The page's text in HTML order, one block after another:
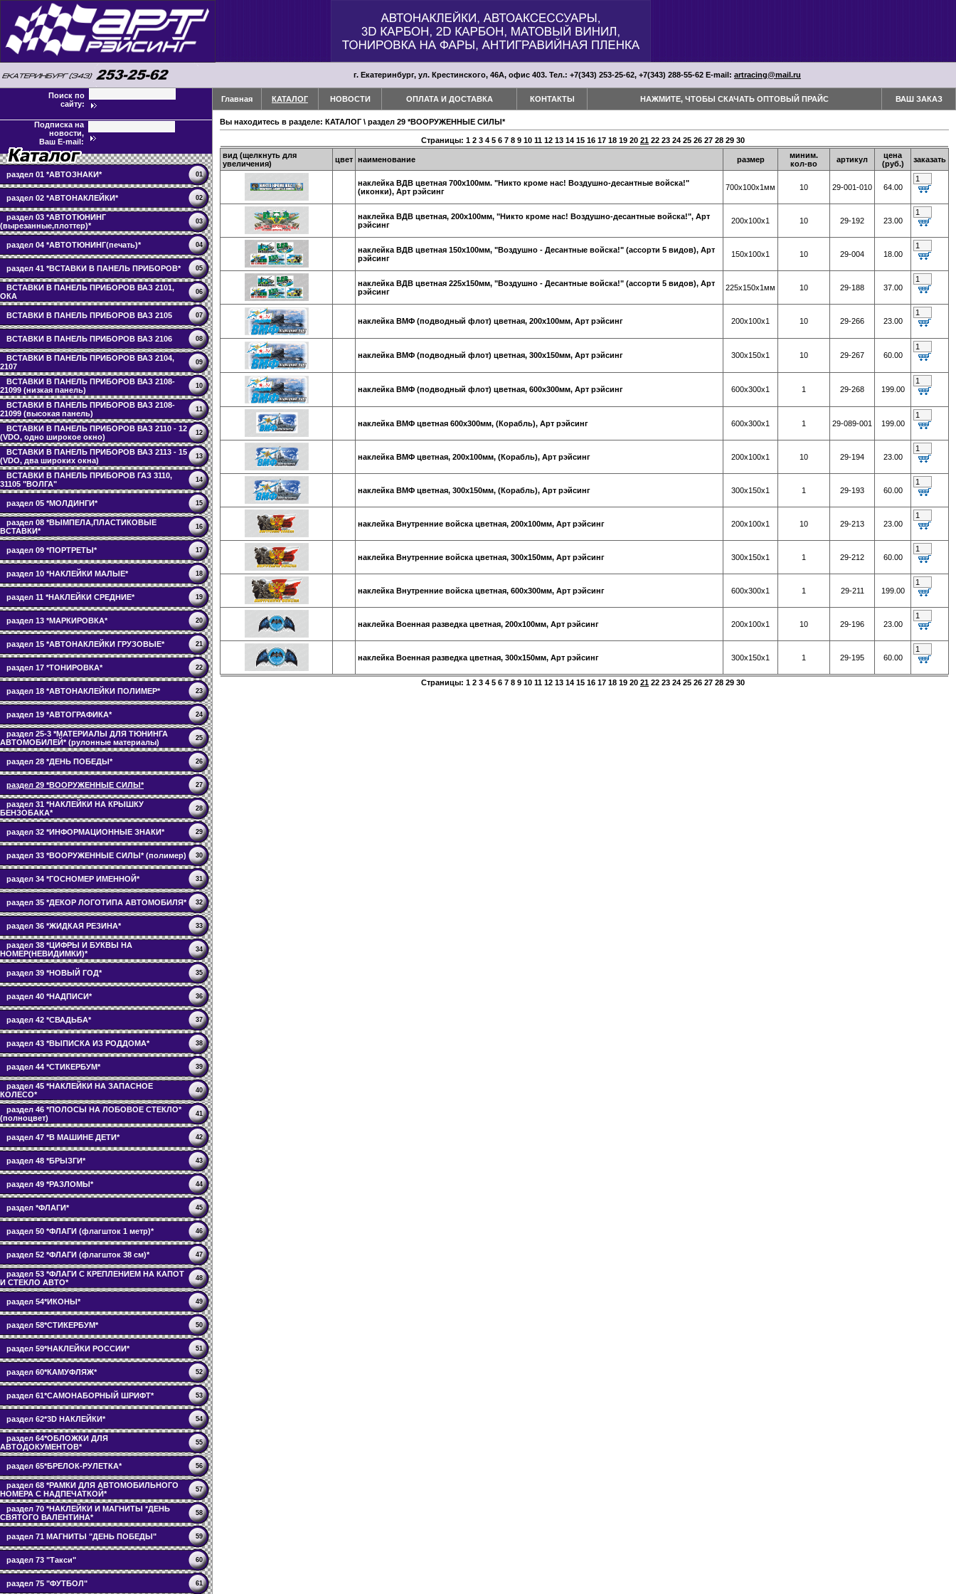
г. Екатеринбург, ул. Крестинского, 46А, офис 403. Тел.: +7(343) 253-25-62, +7(343) 288-55-62 Е-mail: artracing@mail.ru
Поиск по
сайту:
Подписка на
новости,
Ваш E-mail:
раздел 01 *АВТОЗНАКИ* 01
раздел 02 *АВТОНАКЛЕЙКИ* 02
раздел 03 *АВТОТЮНИНГ
(вырезанные,плоттер)*
03
раздел 04 *АВТОТЮНИНГ(печать)* 04
раздел 41 *ВСТАВКИ В ПАНЕЛЬ ПРИБОРОВ* 05
ВСТАВКИ В ПАНЕЛЬ ПРИБОРОВ ВАЗ 2101,
ОКА
06
ВСТАВКИ В ПАНЕЛЬ ПРИБОРОВ ВАЗ 2105 07
ВСТАВКИ В ПАНЕЛЬ ПРИБОРОВ ВАЗ 2106 08
ВСТАВКИ В ПАНЕЛЬ ПРИБОРОВ ВАЗ 2104,
2107
09
ВСТАВКИ В ПАНЕЛЬ ПРИБОРОВ ВАЗ 2108-
21099 (низкая панель)
10
ВСТАВКИ В ПАНЕЛЬ ПРИБОРОВ ВАЗ 2108-
21099 (высокая панель)
11
ВСТАВКИ В ПАНЕЛЬ ПРИБОРОВ ВАЗ 2110 - 12
(VDO, одно широкое окно)
12
ВСТАВКИ В ПАНЕЛЬ ПРИБОРОВ ВАЗ 2113 - 15
(VDO, два широких окна)
13
ВСТАВКИ В ПАНЕЛЬ ПРИБОРОВ ГАЗ 3110,
31105 "ВОЛГА"
14
раздел 05 *МОЛДИНГИ* 15
раздел 08 *ВЫМПЕЛА,ПЛАСТИКОВЫЕ
ВСТАВКИ*
16
раздел 09 *ПОРТРЕТЫ* 17
раздел 10 *НАКЛЕЙКИ МАЛЫЕ* 18
раздел 11 *НАКЛЕЙКИ СРЕДНИЕ* 19
раздел 13 *МАРКИРОВКА* 20
раздел 15 *АВТОНАКЛЕЙКИ ГРУЗОВЫЕ* 21
раздел 17 *ТОНИРОВКА* 22
раздел 18 *АВТОНАКЛЕЙКИ ПОЛИМЕР* 23
раздел 19 *АВТОГРАФИКА* 24
раздел 25-3 *МАТЕРИАЛЫ ДЛЯ ТЮНИНГА
АВТОМОБИЛЕЙ* (рулонные материалы)
25
раздел 28 *ДЕНЬ ПОБЕДЫ* 26
раздел 29 *ВООРУЖЕННЫЕ СИЛЫ* 27
раздел 31 *НАКЛЕЙКИ НА КРЫШКУ
БЕНЗОБАКА*
28
раздел 32 *ИНФОРМАЦИОННЫЕ ЗНАКИ* 29
раздел 33 *ВООРУЖЕННЫЕ СИЛЫ* (полимер) 30
раздел 34 *ГОСНОМЕР ИМЕННОЙ* 31
раздел 35 *ДЕКОР ЛОГОТИПА АВТОМОБИЛЯ* 32
раздел 36 *ЖИДКАЯ РЕЗИНА* 33
раздел 38 *ЦИФРЫ И БУКВЫ НА
НОМЕР(НЕВИДИМКИ)*
34
раздел 39 *НОВЫЙ ГОД* 35
раздел 40 *НАДПИСИ* 36
раздел 42 *СВАДЬБА* 37
раздел 43 *ВЫПИСКА ИЗ РОДДОМА* 38
раздел 44 *СТИКЕРБУМ* 39
раздел 45 *НАКЛЕЙКИ НА ЗАПАСНОЕ
КОЛЕСО*
40
раздел 46 *ПОЛОСЫ НА ЛОБОВОЕ СТЕКЛО*
(полноцвет)
41
раздел 47 *В МАШИНЕ ДЕТИ* 42
раздел 48 *БРЫЗГИ* 43
раздел 49 *РАЗЛОМЫ* 44
раздел *ФЛАГИ* 45
раздел 50 *ФЛАГИ (флагшток 1 метр)* 46
раздел 52 *ФЛАГИ (флагшток 38 см)* 47
раздел 53 *ФЛАГИ С КРЕПЛЕНИЕМ НА КАПОТ
И СТЕКЛО АВТО*
48
раздел 54*ИКОНЫ* 49
раздел 58*СТИКЕРБУМ* 50
раздел 59*НАКЛЕЙКИ РОССИИ* 51
раздел 60*КАМУФЛЯЖ* 52
раздел 61*САМОНАБОРНЫЙ ШРИФТ* 53
раздел 62*3D НАКЛЕЙКИ* 54
раздел 64*ОБЛОЖКИ ДЛЯ
АВТОДОКУМЕНТОВ*
55
раздел 65*БРЕЛОК-РУЛЕТКА* 56
раздел 68 *РАМКИ ДЛЯ АВТОМОБИЛЬНОГО
НОМЕРА С НАДПЕЧАТКОЙ*
57
раздел 70 *НАКЛЕЙКИ И МАГНИТЫ *ДЕНЬ
СВЯТОГО ВАЛЕНТИНА*
58
раздел 71 МАГНИТЫ "ДЕНЬ ПОБЕДЫ" 59
раздел 73 "Такси" 60
раздел 75 "ФУТБОЛ" 61
Главная КАТАЛОГ НОВОСТИ ОПЛАТА И ДОСТАВКА КОНТАКТЫ НАЖМИТЕ, ЧТОБЫ СКАЧАТЬ ОПТОВЫЙ ПРАЙС ВАШ ЗАКАЗ
Вы находитесь в разделе: КАТАЛОГ \ раздел 29 *ВООРУЖЕННЫЕ СИЛЫ*
Страницы: 1 2 3 4 5 6 7 8 9 10 11 12 13 14 15 16 17 18 19 20 21 22 23 24 25 26 27 28 29 30
вид (щелкнуть для
увеличения)
цвет наименование размер
миним.
кол-во
артикул
цена
(руб.)
заказать
наклейка ВДВ цветная 700х100мм. "Никто кроме нас! Воздушно-десантные войска!"
(иконки), Арт рэйсинг
700х100х1мм 10 29-001-010 64.00
наклейка ВДВ цветная, 200х100мм, "Никто кроме нас! Воздушно-десантные войска!", Арт
рэйсинг
200х100х1 10 29-192 23.00
наклейка ВДВ цветная 150х100мм, "Воздушно - Десантные войска!" (ассорти 5 видов), Арт
рэйсинг
150х100х1 10 29-004 18.00
наклейка ВДВ цветная 225х150мм, "Воздушно - Десантные войска!" (ассорти 5 видов), Арт
рэйсинг
225х150х1мм 10 29-188 37.00
наклейка ВМФ (подводный флот) цветная, 200х100мм, Арт рэйсинг 200х100х1 10 29-266 23.00
наклейка ВМФ (подводный флот) цветная, 300х150мм, Арт рэйсинг 300х150х1 10 29-267 60.00
наклейка ВМФ (подводный флот) цветная, 600х300мм, Арт рэйсинг 600х300х1 1 29-268 199.00
наклейка ВМФ цветная 600х300мм, (Корабль), Арт рэйсинг 600х300х1 1 29-089-001 199.00
наклейка ВМФ цветная, 200х100мм, (Корабль), Арт рэйсинг 200х100х1 10 29-194 23.00
наклейка ВМФ цветная, 300х150мм, (Корабль), Арт рэйсинг 300х150х1 1 29-193 60.00
наклейка Внутренние войска цветная, 200х100мм, Арт рэйсинг 200х100х1 10 29-213 23.00
наклейка Внутренние войска цветная, 300х150мм, Арт рэйсинг 300х150х1 1 29-212 60.00
наклейка Внутренние войска цветная, 600х300мм, Арт рэйсинг 600х300х1 1 29-211 199.00
наклейка Военная разведка цветная, 200х100мм, Арт рэйсинг 200х100х1 10 29-196 23.00
наклейка Военная разведка цветная, 300х150мм, Арт рэйсинг 300х150х1 1 29-195 60.00
Страницы: 1 2 3 4 5 6 7 8 9 10 11 12 13 14 15 16 17 18 19 20 21 22 23 24 25 26 27 28 29 30